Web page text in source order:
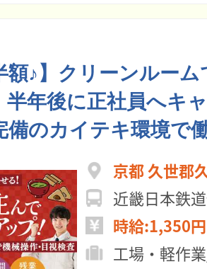
額♪】クリーンルー
半年後に正社員へキ
備のカイテキ環境で
京都 久世郡
近畿日本鉄
時給:1,350
工場・軽作